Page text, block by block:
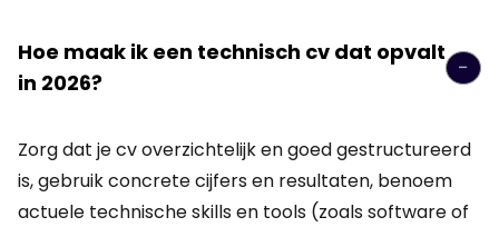
Hoe maak ik een technisch cv dat opvalt
in 2026?
Zorg dat je cv overzichtelijk en goed gestructureerd
is, gebruik concrete cijfers en resultaten, benoem
actuele technische skills en tools (zoals software of